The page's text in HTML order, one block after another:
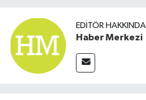
EDITÖR HAKKINDA
Haber Merkezi